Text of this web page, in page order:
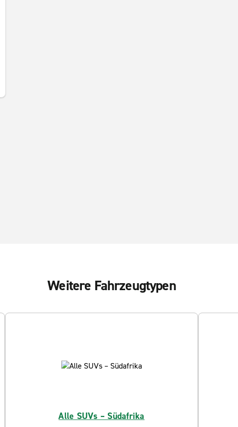
Weitere Fahrzeugtypen
Alle SUVs – Südafrika